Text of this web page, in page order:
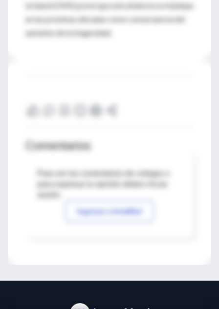
la Salud (OMS) prevé que esta dolencia se triplique
en las próximas décadas como consecuencia del
aumento de la longevidad.
Comentarios
Para ver los comentarios de colegas o
Ingresar a IntraMed